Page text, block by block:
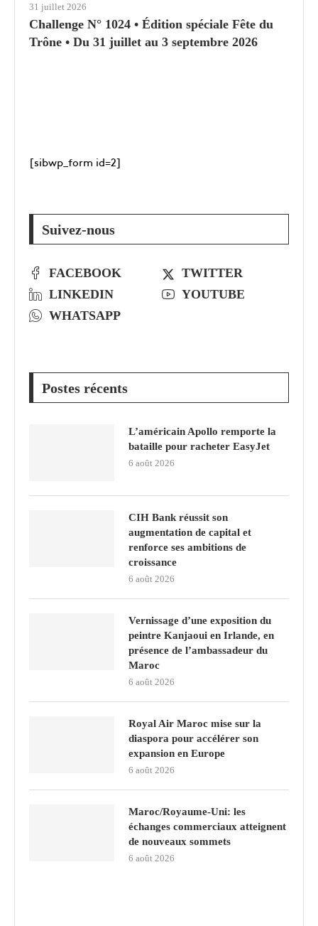
31 juillet 2026
Challenge N° 1024 • Édition spéciale Fête du
Trône • Du 31 juillet au 3 septembre 2026
[sibwp_form id=2]
Suivez-nous
FACEBOOK
TWITTER
LINKEDIN
YOUTUBE
WHATSAPP
Postes récents
L’américain Apollo remporte la
bataille pour racheter EasyJet
6 août 2026
CIH Bank réussit son
augmentation de capital et
renforce ses ambitions de
croissance
6 août 2026
Vernissage d’une exposition du
peintre Kanjaoui en Irlande, en
présence de l’ambassadeur du
Maroc
6 août 2026
Royal Air Maroc mise sur la
diaspora pour accélérer son
expansion en Europe
6 août 2026
Maroc/Royaume-Uni: les
échanges commerciaux atteignent
de nouveaux sommets
6 août 2026